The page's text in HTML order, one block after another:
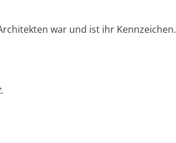
war und ist ihr Kennzeichen.